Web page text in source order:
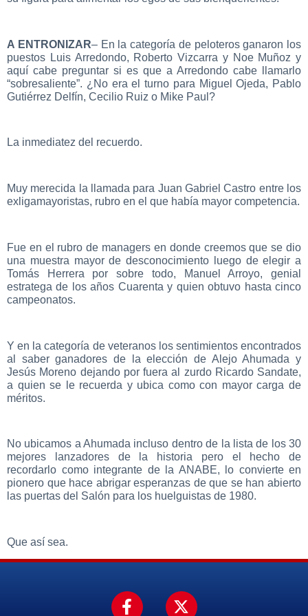
A ENTRONIZAR– En la categoría de peloteros ganaron los
puestos Luis Arredondo, Roberto Vizcarra y Noe Muñoz y
aquí cabe preguntar si es que a Arredondo cabe llamarlo
“sobresaliente”. ¿No era el turno para Miguel Ojeda, Pablo
Gutiérrez Delfín, Cecilio Ruiz o Mike Paul?
La inmediatez del recuerdo.
Muy merecida la llamada para Juan Gabriel Castro entre los
exligamayoristas, rubro en el que había mayor competencia.
Fue en el rubro de managers en donde creemos que se dio
una muestra mayor de desconocimiento luego de elegir a
Tomás Herrera por sobre todo, Manuel Arroyo, genial
estratega de los años Cuarenta y quien obtuvo hasta cinco
campeonatos.
Y en la categoría de veteranos los sentimientos encontrados
al saber ganadores de la elección de Alejo Ahumada y
Jesús Moreno dejando por fuera al zurdo Ricardo Sandate,
a quien se le recuerda y ubica como con mayor carga de
méritos.
No ubicamos a Ahumada incluso dentro de la lista de los 30
mejores lanzadores de la historia pero el hecho de
recordarlo como integrante de la ANABE, lo convierte en
pionero que hace abrigar esperanzas de que se han abierto
las puertas del Salón para los huelguistas de 1980.
Que así sea.